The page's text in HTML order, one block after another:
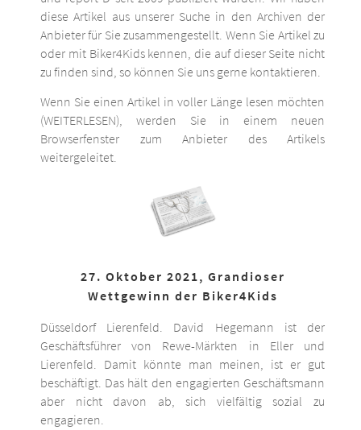
diese Artikel aus unserer Suche in den Archiven der
Anbieter für Sie zusammengestellt. Wenn Sie Artikel zu
oder mit Biker4Kids kennen, die auf dieser Seite nicht
zu finden sind, so können Sie uns gerne kontaktieren.
Wenn Sie einen Artikel in voller Länge lesen möchten
(WEITERLESEN), werden Sie in einem neuen
Browserfenster zum Anbieter des Artikels
weitergeleitet.
27. Oktober 2021, Grandioser
Wettgewinn der Biker4Kids
Düsseldorf Lierenfeld. David Hegemann ist der
Geschäftsführer von Rewe-Märkten in Eller und
Lierenfeld. Damit könnte man meinen, ist er gut
beschäftigt. Das hält den engagierten Geschäftsmann
aber nicht davon ab, sich vielfältig sozial zu
engagieren.